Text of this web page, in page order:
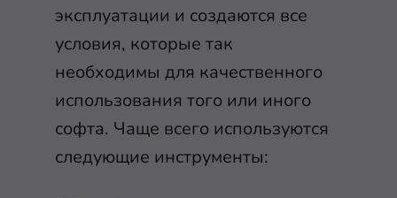
эксплуатации и создаются все
условия, которые так
необходимы для качественного
использования того или иного
софта. Чаще всего используются
следующие инструменты: